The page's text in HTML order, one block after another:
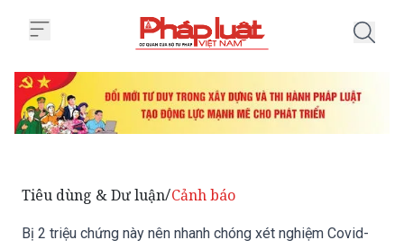
Tiêu dùng & Dư luận/Cảnh báo
Bị 2 triệu chứng này nên nhanh chóng xét nghiệm Covid-